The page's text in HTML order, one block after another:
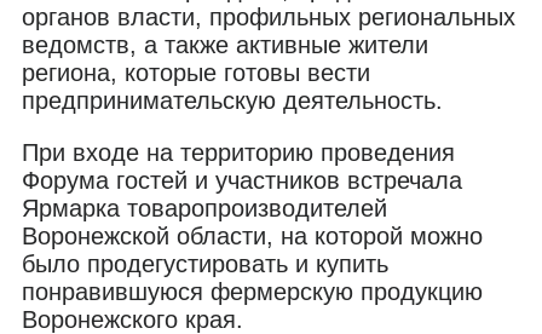
органов власти, профильных региональных
ведомств, а также активные жители
региона, которые готовы вести
предпринимательскую деятельность.
При входе на территорию проведения
Форума гостей и участников встречала
Ярмарка товаропроизводителей
Воронежской области, на которой можно
было продегустировать и купить
понравившуюся фермерскую продукцию
Воронежского края.